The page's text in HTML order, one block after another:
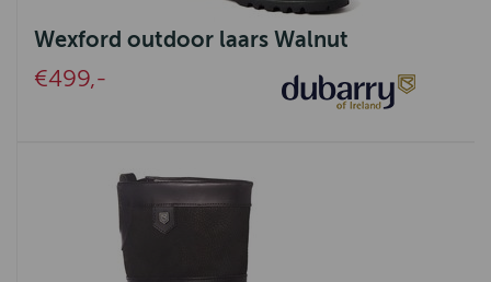
Wexford outdoor laars Walnut
€499,-